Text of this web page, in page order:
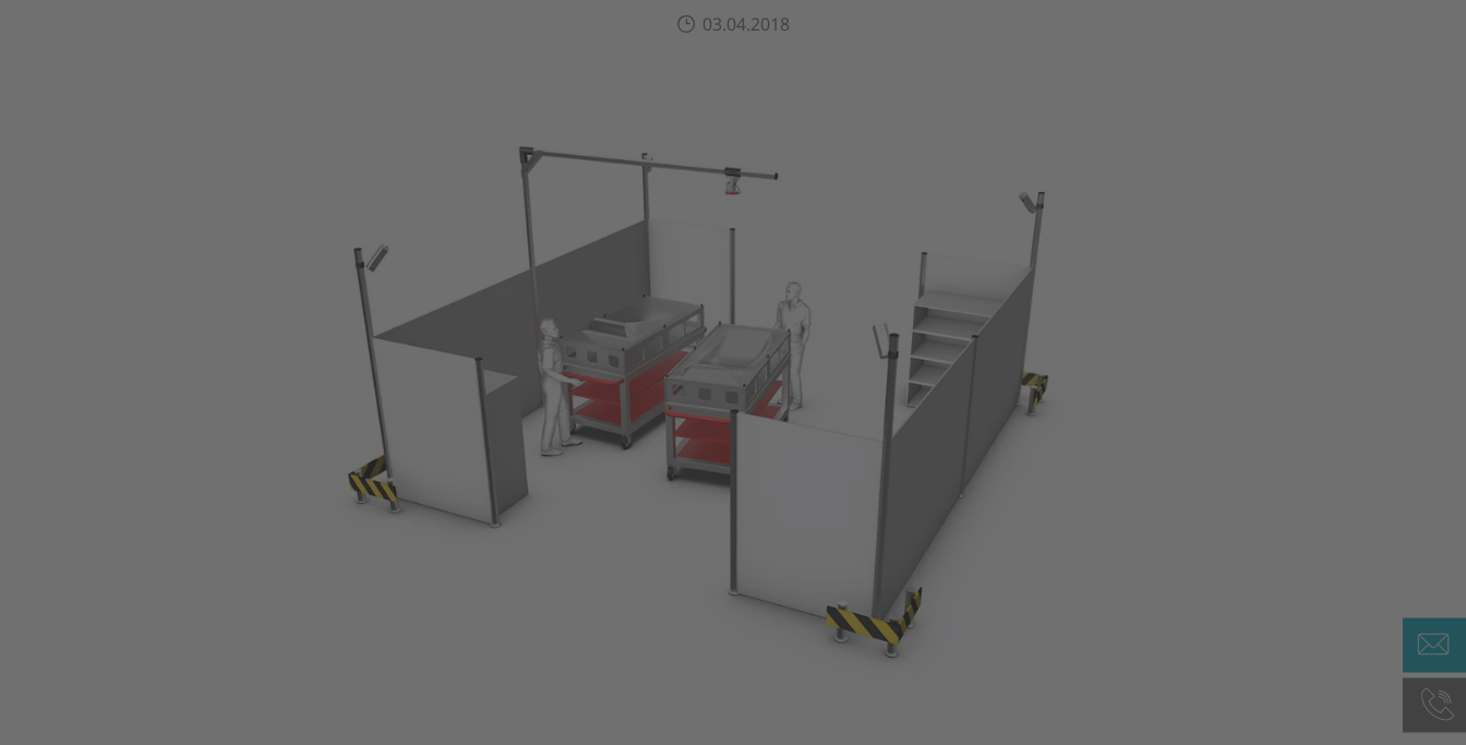
03.04.2018